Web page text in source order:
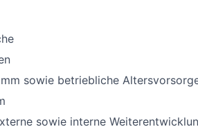
sowie betriebliche
sowie interne